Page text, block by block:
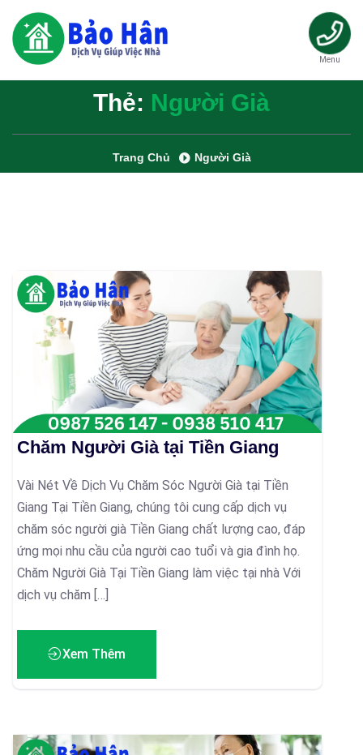
Menu
Thẻ: Người Già
Trang Chủ Người Già
Chăm Người Già tại Tiền Giang
Vài Nét Về Dịch Vụ Chăm Sóc Người Già tại Tiền
Giang Tại Tiền Giang, chúng tôi cung cấp dịch vụ
chăm sóc người già Tiền Giang chất lượng cao, đáp
ứng mọi nhu cầu của người cao tuổi và gia đình họ.
Chăm Người Già Tại Tiền Giang làm việc tại nhà Với
dịch vụ chăm […]
Xem Thêm